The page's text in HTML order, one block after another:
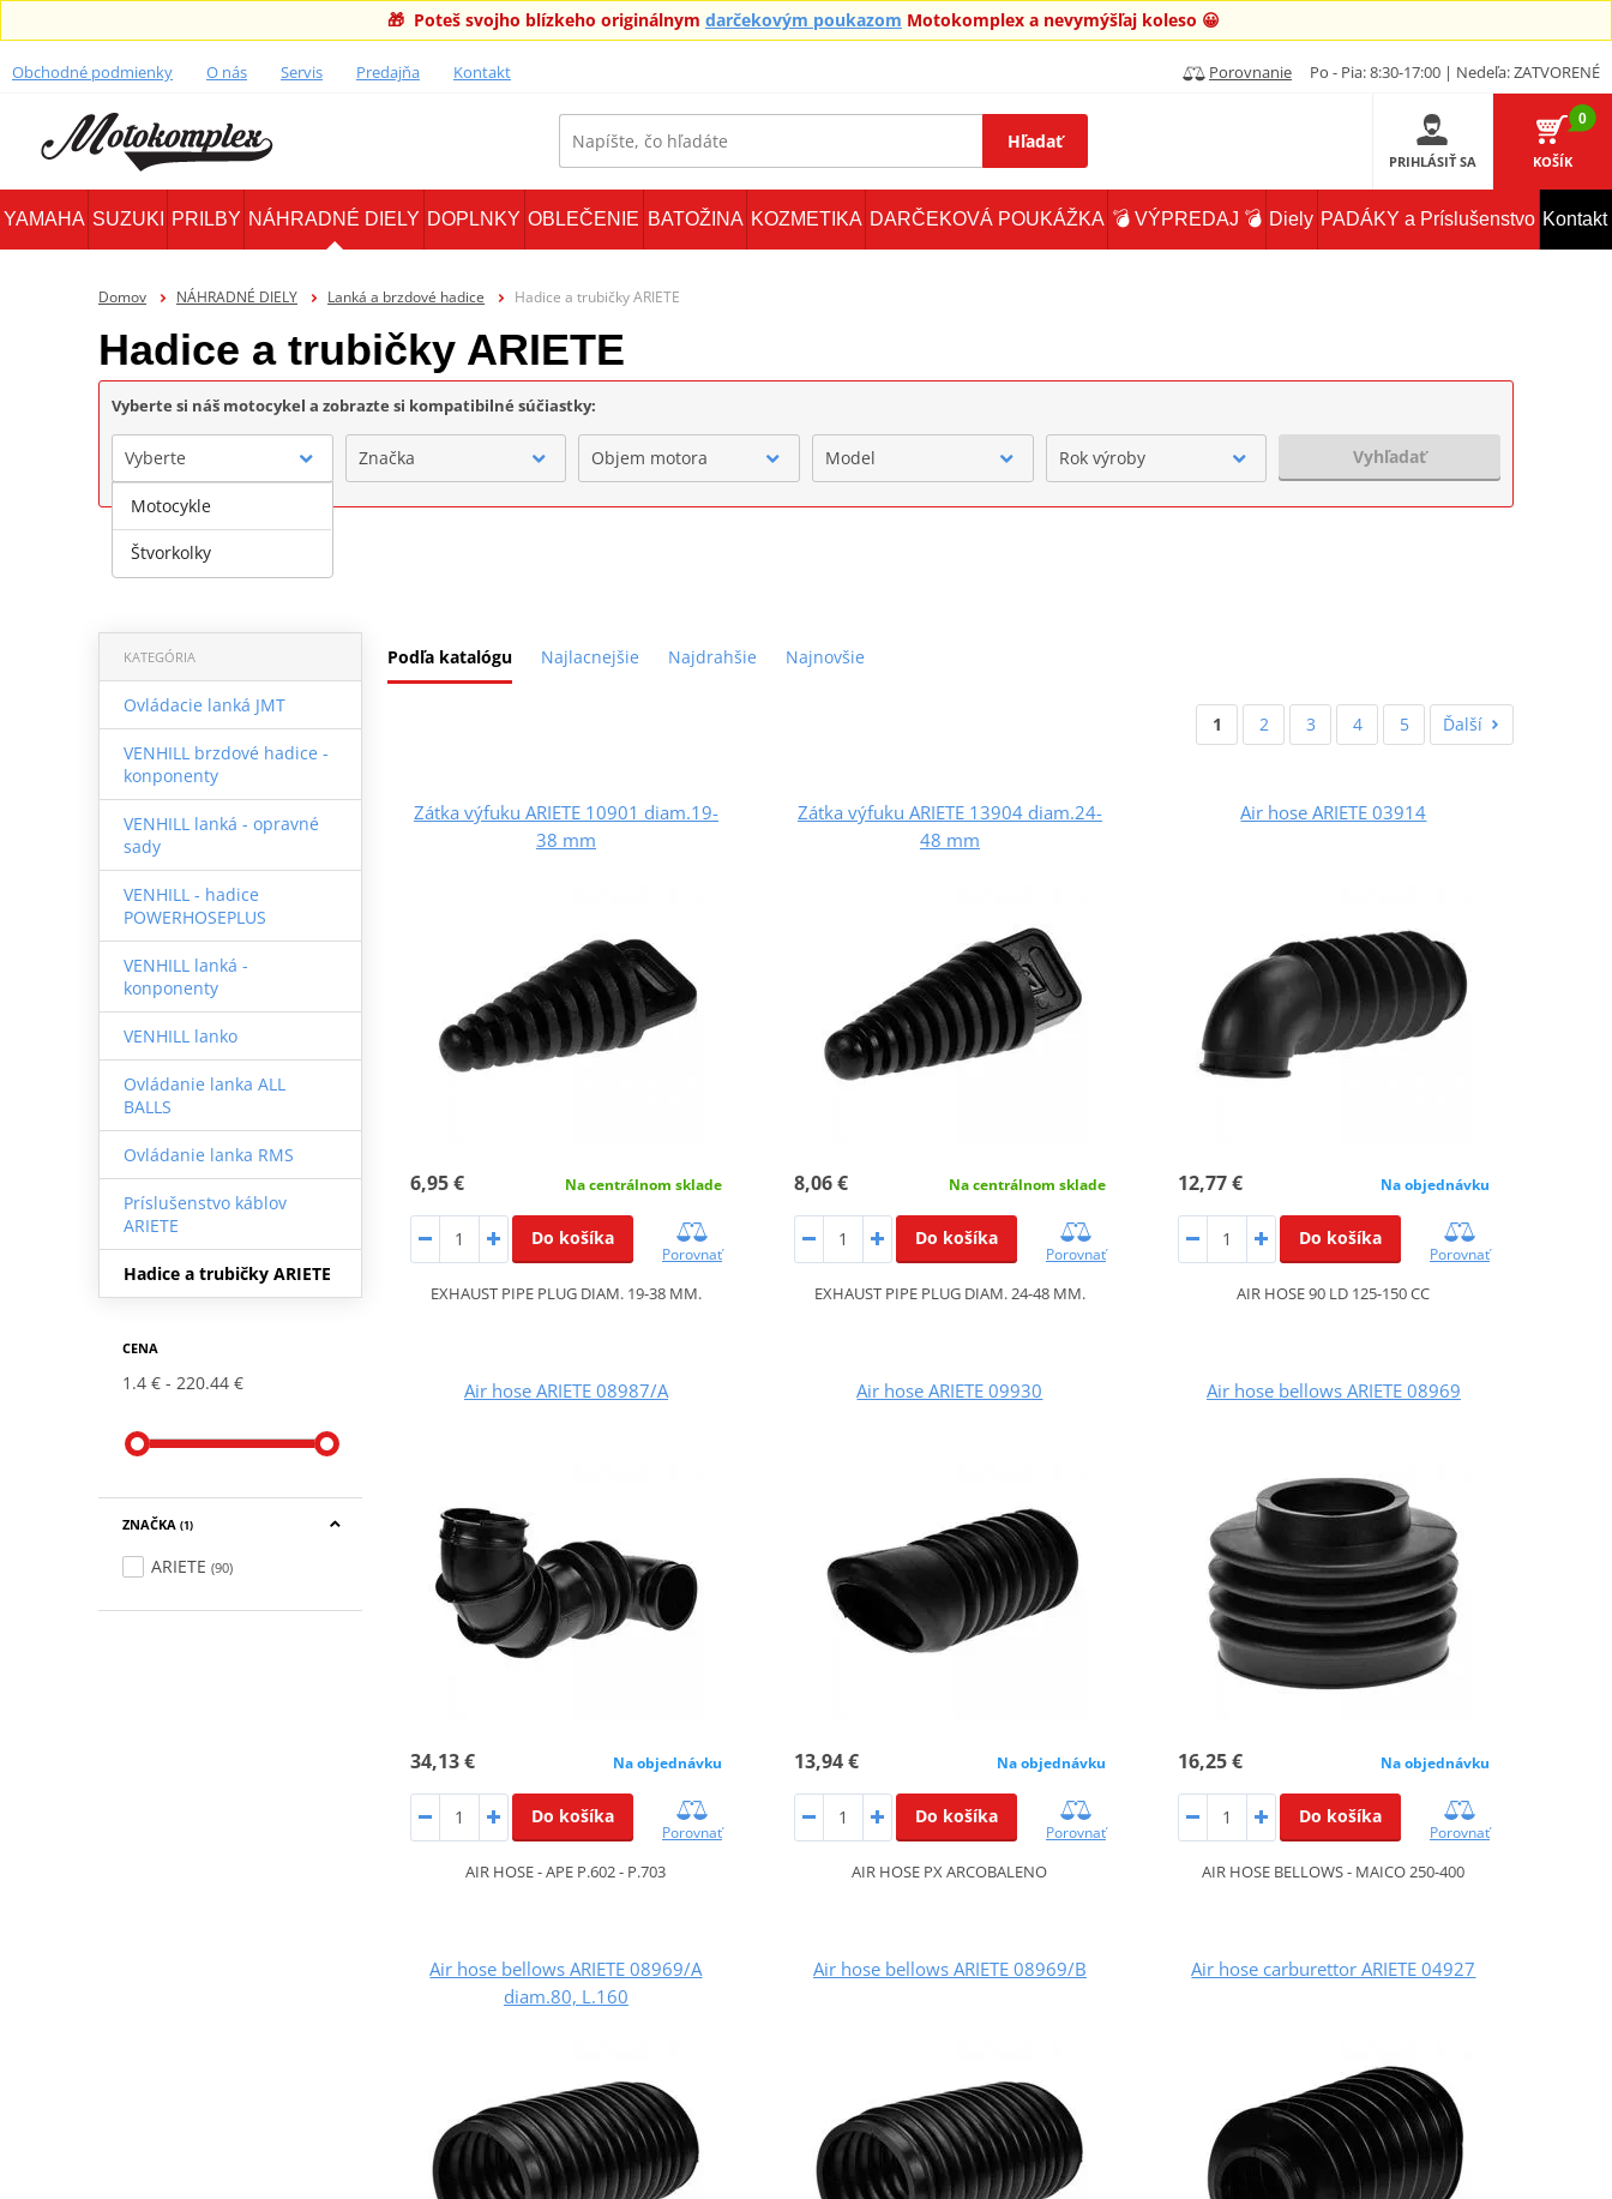
🎁 Poteš svojho blízkeho originálnym darčekovým poukazom Motokomplex a nevymýšľaj koleso 😀
Obchodné podmienky O nás Servis Predajňa Kontakt Porovnanie Po - Pia: 8:30-17:00 | Nedeľa: ZATVORENÉ
Hľadať
PRIHLÁSIŤ SA
0
KOŠÍK
YAMAHA SUZUKI PRILBY NÁHRADNÉ DIELY DOPLNKY OBLEČENIE BATOŽINA KOZMETIKA DARČEKOVÁ POUKÁŽKA 💣 VÝPREDAJ 💣 Diely PADÁKY a Príslušenstvo Kontakt
Domov NÁHRADNÉ DIELY Lanká a brzdové hadice Hadice a trubičky ARIETE
Hadice a trubičky ARIETE
Vyberte si náš motocykel a zobrazte si kompatibilné súčiastky:
Vyberte Značka Objem motora Model Rok výroby Vyhľadať
Podľa katalógu Najlacnejšie Najdrahšie Najnovšie
KATEGÓRIA
Ovládacie lanká JMT
VENHILL brzdové hadice -
konponenty
VENHILL lanká - opravné
sady
VENHILL - hadice
POWERHOSEPLUS
VENHILL lanká -
konponenty
VENHILL lanko
Ovládanie lanka ALL
BALLS
Ovládanie lanka RMS
Príslušenstvo káblov
ARIETE
Hadice a trubičky ARIETE
CENA
1.4 € 220.44 €
ZNAČKA (1)
ARIETE (90)
1 2 3 4 5 Ďalší
Zátka výfuku ARIETE 10901 diam.19-
38 mm
6,95 € Na centrálnom sklade
Do košíka
Porovnať
EXHAUST PIPE PLUG DIAM. 19-38 MM.
Zátka výfuku ARIETE 13904 diam.24-
48 mm
8,06 € Na centrálnom sklade
Do košíka
Porovnať
EXHAUST PIPE PLUG DIAM. 24-48 MM.
Air hose ARIETE 03914
12,77 € Na objednávku
Do košíka
Porovnať
AIR HOSE 90 LD 125-150 CC
Air hose ARIETE 08987/A
34,13 € Na objednávku
Do košíka
Porovnať
AIR HOSE - APE P.602 - P.703
Air hose ARIETE 09930
13,94 € Na objednávku
Do košíka
Porovnať
AIR HOSE PX ARCOBALENO
Air hose bellows ARIETE 08969
16,25 € Na objednávku
Do košíka
Porovnať
AIR HOSE BELLOWS - MAICO 250-400
Air hose bellows ARIETE 08969/A
diam.80, L.160
Air hose bellows ARIETE 08969/B Air hose carburettor ARIETE 04927
Motocykle
Štvorkolky